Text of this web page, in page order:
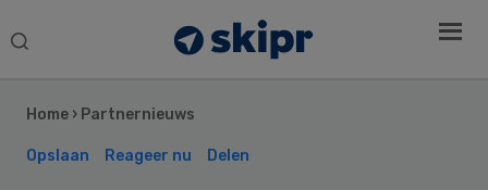
Search
Home › Partnernieuws
Opslaan Reageer nu Delen
Sidebar